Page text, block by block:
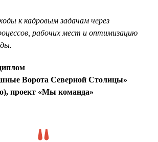
к кадровым задачам через
рабочих мест и оптимизацию
Ворота Северной Столицы»
проект «Мы команда»